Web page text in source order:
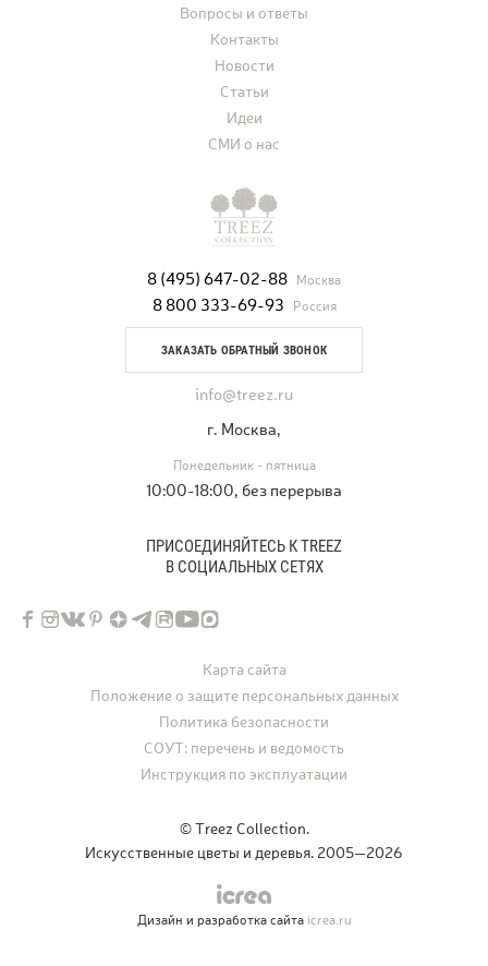
8 (495) 647-02-88 Москва
8 800 333-69-93 Россия
ЗАКАЗАТЬ ОБРАТНЫЙ ЗВОНОК
info@treez.ru
г. Москва,
Понедельник - пятница
10:00-18:00, без перерыва
Вопросы и ответы
Контакты
Новости
Статьи
Идеи
СМИ о нас
ПРИСОЕДИНЯЙТЕСЬ К TREEZ
В СОЦИАЛЬНЫХ СЕТЯХ
© Treez Collection.
Искусственные цветы и деревья. 2005—2026
Карта сайта
Положение о защите персональных данных
Политика безопасности
СОУТ: перечень и ведомость
Инструкция по эксплуатации
Дизайн и разработка сайтаicrea.ru